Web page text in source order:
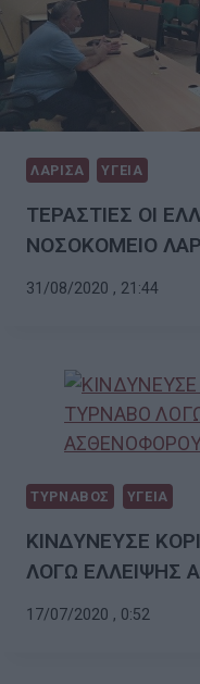
ΛΑΡΙΣΑ ΥΓΕΙΑ
ΤΕΡΑΣΤΙΕΣ ΟΙ
ΝΟΣΟΚΟΜΕΙΟ
31/08/2020 , 21:44
ΤΥΡΝΑΒΟΣ ΥΓΕΙΑ
ΚΙΝΔΥΝΕΥΣΕ
ΛΟΓΩ ΕΛΛΕΙΨΗΣ
17/07/2020 , 0:52